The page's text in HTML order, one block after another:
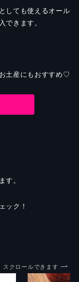
しても使えるオール
できます。
土産にもおすすめ♡
す。
ック！
スクロールできます